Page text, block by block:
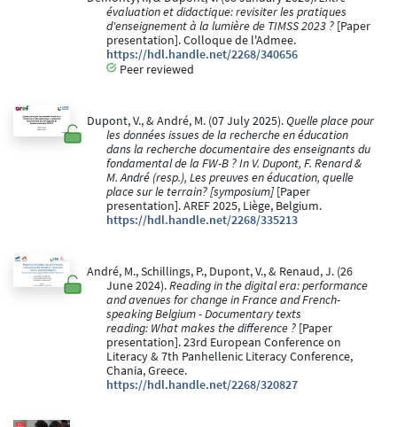
évaluation et didactique: revisiter les pratiques
d'enseignement à la lumière de TIMSS 2023 ? [Paper
presentation]. Colloque de l'Admee.
https://hdl.handle.net/2268/340656
Peer reviewed
Dupont, V., & André, M. (07 July 2025).Quelle place pour
les données issues de la recherche en éducation
dans la recherche documentaire des enseignants du
fondamental de la FW-B ? In V. Dupont, F. Renard &
M. André (resp.), Les preuves en éducation, quelle
place sur le terrain? [symposium] [Paper
presentation]. AREF 2025, Liège, Belgium.
https://hdl.handle.net/2268/335213
André, M., Schillings, P., Dupont, V., & Renaud, J. (26
June 2024).Reading in the digital era: performance
and avenues for change in France and French-
speaking Belgium - Documentary texts
reading: What makes the difference ? [Paper
presentation]. 23rd European Conference on
Literacy & 7th Panhellenic Literacy Conference,
Chania, Greece.
https://hdl.handle.net/2268/320827